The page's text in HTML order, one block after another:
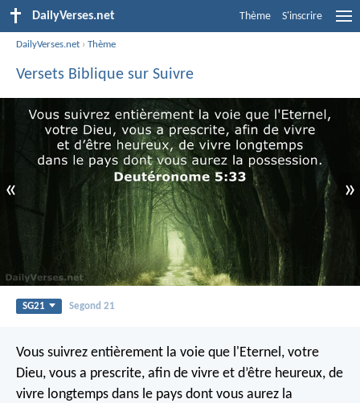
DailyVerses.net Thème S'inscrire
DailyVerses.net ›Thème
Versets Biblique sur Suivre
« »
SG21 Segond 21
Vous suivrez entièrement la voie que l'Eternel, votre
Dieu, vous a prescrite, afin de vivre et d’être heureux, de
vivre longtemps dans le pays dont vous aurez la